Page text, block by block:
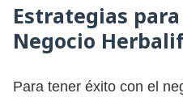
Estrategias
Negocio
Para tener éxito con el